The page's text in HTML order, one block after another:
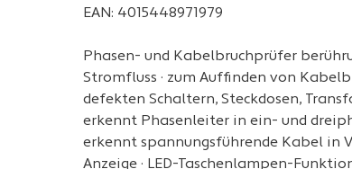
EAN: 4015448971979
Phasen- und Kabelbruchprüfer
Stromfluss · zum Auffinden von
defekten Schaltern, Steckdosen,
erkennt Phasenleiter in ein- und
erkennt spannungsführende Kabel in
Anzeige · LED-Taschenlampen-